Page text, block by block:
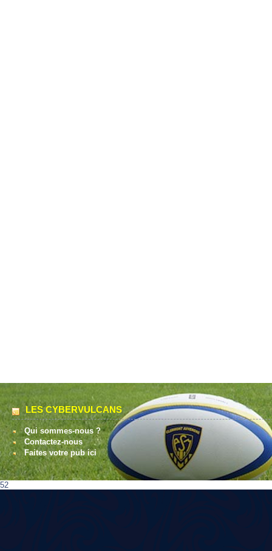
LES CYBERVULCANS
Qui sommes-nous ?
Contactez-nous
Faites votre pub ici
52